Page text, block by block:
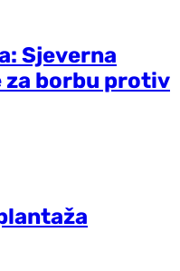
Sjeverna
za borbu protiv